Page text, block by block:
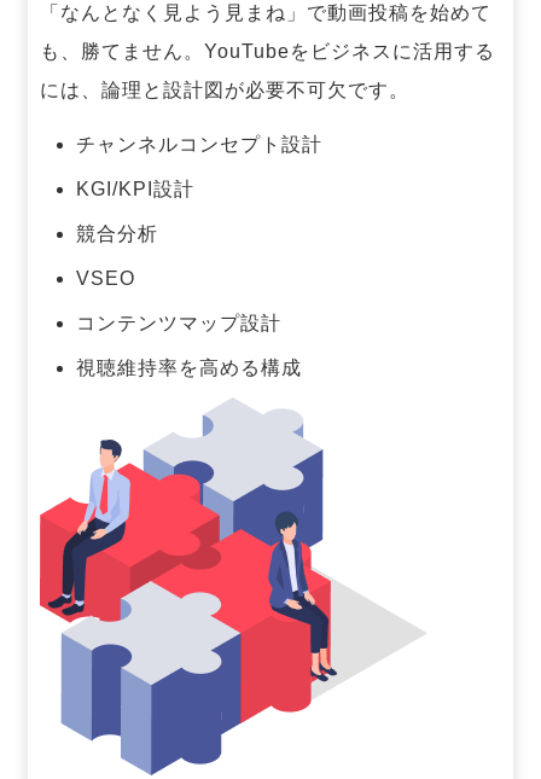
「なんとなく見よう見まね」で動画投稿を始めて
も、勝てません。 YouTubeをビジネスに活用する
には、論理と設計図が必要不可欠です。
チャンネルコンセプト設計
KGI/KPI設計
競合分析
VSEO
コンテンツマップ設計
視聴維持率を高める構成